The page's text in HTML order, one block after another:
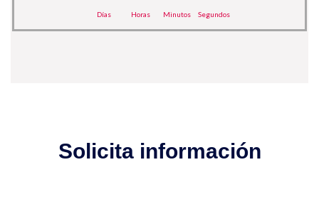
Días Horas Minutos Segundos
Solicita información